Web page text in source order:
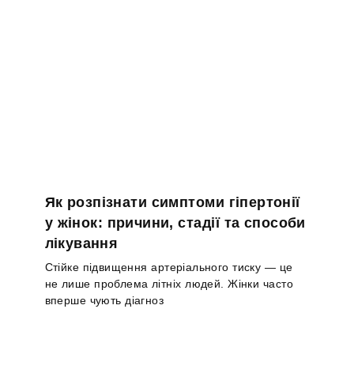
Як розпізнати симптоми гіпертонії
у жінок: причини, стадії та способи
лікування
Стійке підвищення артеріального тиску — це
не лише проблема літніх людей. Жінки часто
вперше чують діагноз